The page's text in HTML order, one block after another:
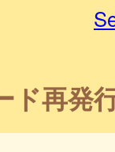
ド再発